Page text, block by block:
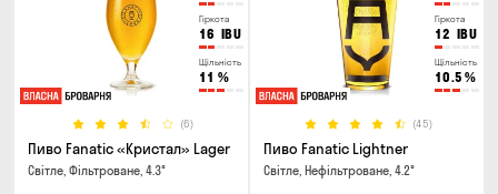
Гіркота
16 IBU
Щільність
11 %
(6)
Пиво Fanatic «Кристал» Lager
Світле, Фільтроване, 4.3°
Гіркота
12 IBU
Щільність
10.5 %
(45)
Пиво Fanatic Lightner
Світле, Нефільтроване, 4.2°